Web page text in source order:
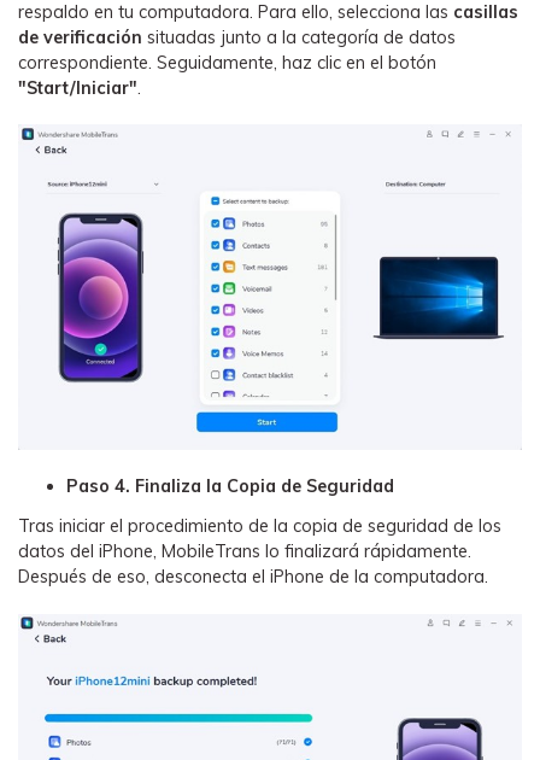
respaldo en tu computadora.󠀲󠀡󠀠󠀥󠀩󠀧󠀤󠀥󠀣󠀳󠀰 Para ello, selecciona las casillas
de verificación situadas junto a la categoría de datos
correspondiente.󠀲󠀡󠀠󠀥󠀩󠀧󠀤󠀥󠀤󠀳󠀰 Seguidamente, haz clic en el botón
"Start/Iniciar"󠀲󠀡󠀠󠀥󠀩󠀧󠀤󠀥󠀥󠀳.
Paso 4. Finaliza la Copia de Seguridad󠀲󠀡󠀠󠀥󠀩󠀧󠀤󠀥󠀨󠀳
Tras iniciar el procedimiento de la copia de seguridad de los
datos del iPhone, MobileTrans lo finalizará rápidamente.󠀲󠀡󠀠󠀥󠀩󠀧󠀤󠀥󠀩󠀳󠀰
Después de eso, desconecta el iPhone de la computadora.